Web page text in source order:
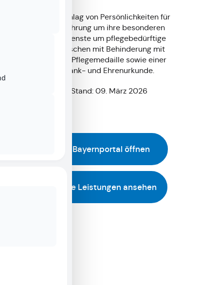
Vorschlag von Persönlichkeiten für
die Ehrung um ihre besonderen
Verdienste um pflegebedürftige
Menschen mit Behinderung mit
einer Pflegemedaille sowie einer
Dank- und Ehrenurkunde.
Stand: 09. März 2026
Im Bayernportal öffnen
Alle Leistungen ansehen